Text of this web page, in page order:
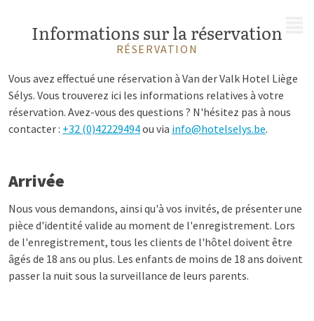
Informations sur la réservation
RÉSERVATION
Vous avez effectué une réservation à Van der Valk Hotel Liège
Sélys. Vous trouverez ici les informations relatives à votre
réservation. Avez-vous des questions ? N'hésitez pas à nous
contacter : +32 (0)42229494ou via info@hotelselys.be.
Arrivée
Nous vous demandons, ainsi qu'à vos invités, de présenter une
pièce d'identité valide au moment de l'enregistrement. Lors
de l'enregistrement, tous les clients de l'hôtel doivent être
âgés de 18 ans ou plus. Les enfants de moins de 18 ans doivent
passer la nuit sous la surveillance de leurs parents.